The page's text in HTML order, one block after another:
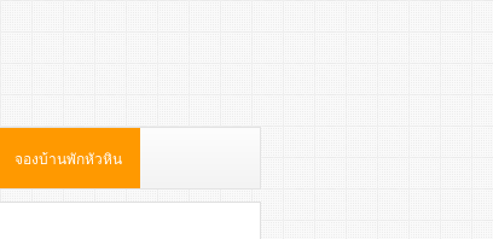
จองบ้านพักหัวหิน